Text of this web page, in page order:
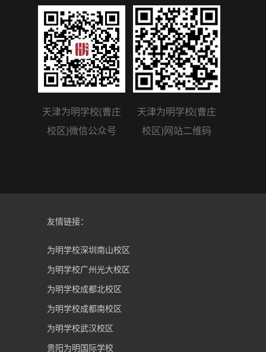
天津为明学校(曹庄
校区)微信公众号
天津为明学校(曹庄
校区)网站二维码
友情链接：
为明学校深圳南山校区
为明学校广州光大校区
为明学校成都北校区
为明学校成都南校区
为明学校武汉校区
贵阳为明国际学校